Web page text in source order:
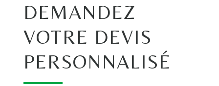
DEMANDEZ
VOTRE DEVIS
PERSONNALISÉ